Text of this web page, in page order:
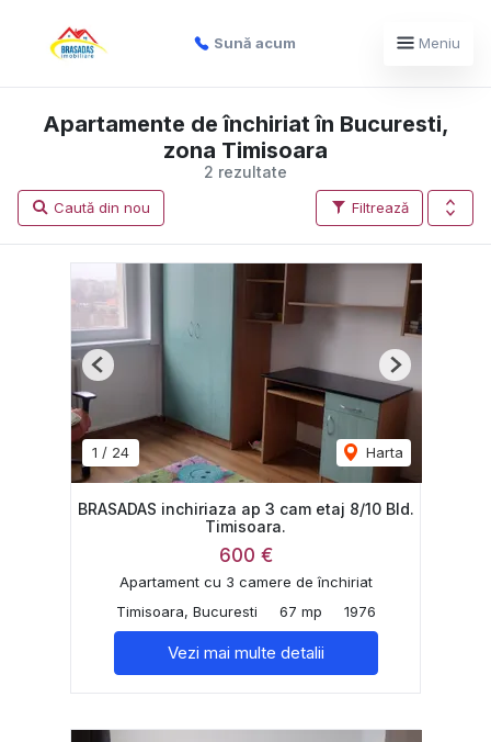
Sună acum Meniu
2 rezultate
Apartamente de închiriat în Bucuresti,
zona Timisoara
Filtrează
Caută din nou
1 / 24 Harta
Previous Next
BRASADAS inchiriaza ap 3 cam etaj 8/10 Bld.
Timisoara.
600 €
Apartament cu 3 camere de închiriat
Timisoara, Bucuresti
67 mp 1976
Vezi mai multe detalii